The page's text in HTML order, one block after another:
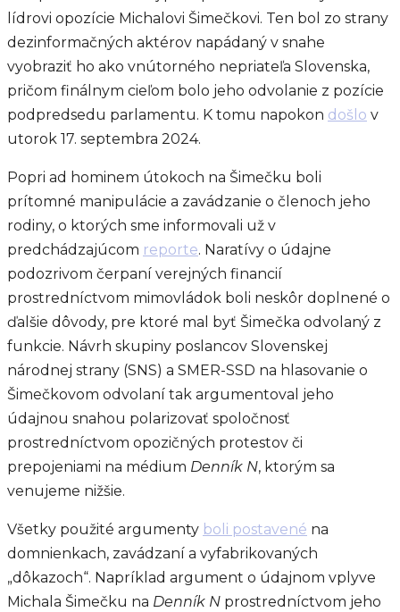
lídrovi opozície Michalovi Šimečkovi. Ten bol zo strany
dezinformačných aktérov napádaný v snahe
vyobraziť ho ako vnútorného nepriateľa Slovenska,
pričom finálnym cieľom bolo jeho odvolanie z pozície
podpredsedu parlamentu. K tomu napokon došlo v
utorok 17. septembra 2024.
Popri ad hominem útokoch na Šimečku boli
prítomné manipulácie a zavádzanie o členoch jeho
rodiny, o ktorých sme informovali už v
predchádzajúcom reporte. Naratívy o údajne
podozrivom čerpaní verejných financií
prostredníctvom mimovládok boli neskôr doplnené o
ďalšie dôvody, pre ktoré mal byť Šimečka odvolaný z
funkcie. Návrh skupiny poslancov Slovenskej
národnej strany (SNS) a SMER-SSD na hlasovanie o
Šimečkovom odvolaní tak argumentoval jeho
údajnou snahou polarizovať spoločnosť
prostredníctvom opozičných protestov či
prepojeniami na médium Denník N, ktorým sa
venujeme nižšie.
Všetky použité argumenty boli postavené na
domnienkach, zavádzaní a vyfabrikovaných
„dôkazoch“. Napríklad argument o údajnom vplyve
Michala Šimečku na Denník N prostredníctvom jeho